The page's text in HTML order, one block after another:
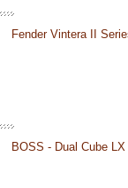
Fender Vintera II
BOSS - Dual Cube